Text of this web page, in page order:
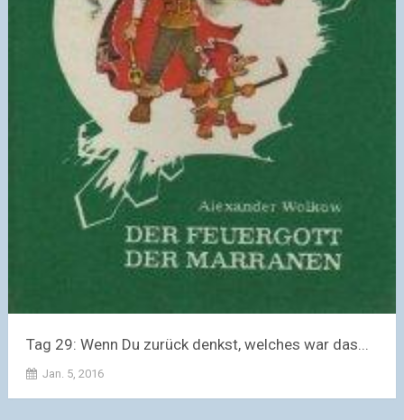
Tag 29: Wenn Du zurück denkst, welches war das...
Jan. 5, 2016